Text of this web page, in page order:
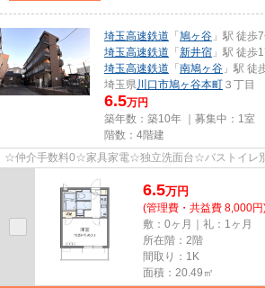
埼玉高速鉄道 「 鳩ヶ谷 」駅 徒歩
埼玉高速鉄道 「 新井宿 」駅 徒歩
埼玉高速鉄道 「 南鳩ヶ谷 」駅 徒
埼玉県川口市鳩ヶ谷本町 ３丁目
6.5万円
築年数：築10年 ｜募集中： 1室
階数：4階建
☆仲介手数料0☆家具家電☆独立洗面台☆バストイレ
6.5万円
(管理費・共益費 8,000円
敷：0ヶ月｜礼：1ヶ月
所在階：2階
間取り：1K
面積：20.49㎡